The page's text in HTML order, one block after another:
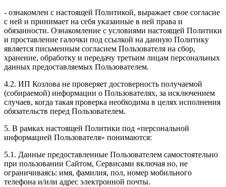
- ознакомлен с настоящей Политикой, выражает свое согласие
с ней и принимает на себя указанные в ней права и
обязанности. Ознакомление с условиями настоящей Политики
и проставление галочки под ссылкой на данную Политику
является письменным согласием Пользователя на сбор,
хранение, обработку и передачу третьим лицам персональных
данных предоставляемых Пользователем.
4.2. ИП Козлова не проверяет достоверность получаемой
(собираемой) информации о Пользователях, за исключением
случаев, когда такая проверка необходима в целях исполнения
обязательств перед Пользователем.
5. В рамках настоящей Политики под «персональной
информацией Пользователя» понимаются:
5.1. Данные предоставленные Пользователем самостоятельно
при пользовании Сайтом, Сервисами включая но, не
ограничиваясь: имя, фамилия, пол, номер мобильного
телефона и/или адрес электронной почты.